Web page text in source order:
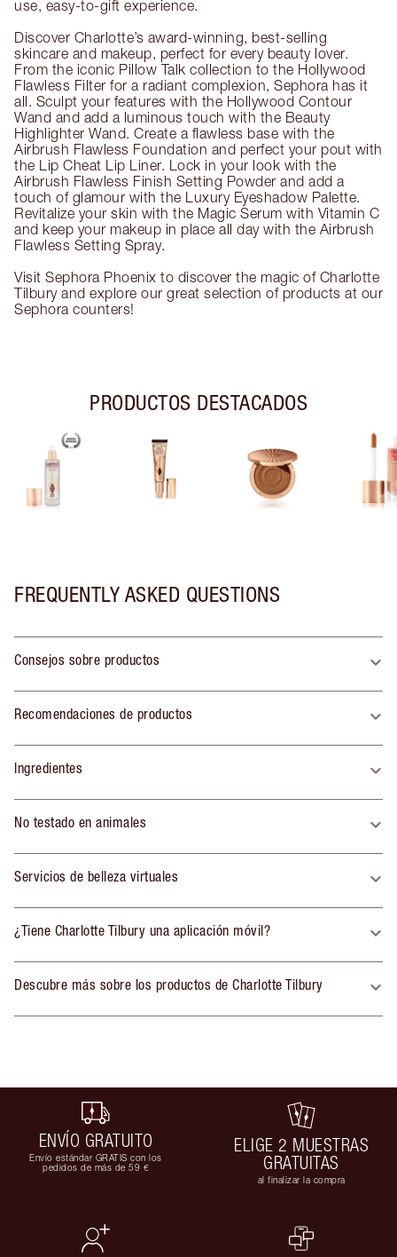
use, easy-to-gift experience.
Discover Charlotte’s award-winning, best-selling
skincare and makeup, perfect for every beauty lover.
From the iconic Pillow Talk collection to the Hollywood
Flawless Filter for a radiant complexion, Sephora has it
all. Sculpt your features with the Hollywood Contour
Wand and add a luminous touch with the Beauty
Highlighter Wand. Create a flawless base with the
Airbrush Flawless Foundation and perfect your pout with
the Lip Cheat Lip Liner. Lock in your look with the
Airbrush Flawless Finish Setting Powder and add a
touch of glamour with the Luxury Eyeshadow Palette.
Revitalize your skin with the Magic Serum with Vitamin C
and keep your makeup in place all day with the Airbrush
Flawless Setting Spray.
Visit Sephora Phoenix to discover the magic of Charlotte
Tilbury and explore our great selection of products at our
Sephora counters!
PRODUCTOS DESTACADOS
FREQUENTLY ASKED QUESTIONS
Consejos sobre productos
Recomendaciones de productos
Ingredientes
No testado en animales
Servicios de belleza virtuales
¿Tiene Charlotte Tilbury una aplicación móvil?
Descubre más sobre los productos de Charlotte Tilbury
ENVÍO GRATUITO
Envío estándar GRATIS con los
pedidos de más de 59 €
ELIGE 2 MUESTRAS
GRATUITAS
al finalizar la compra